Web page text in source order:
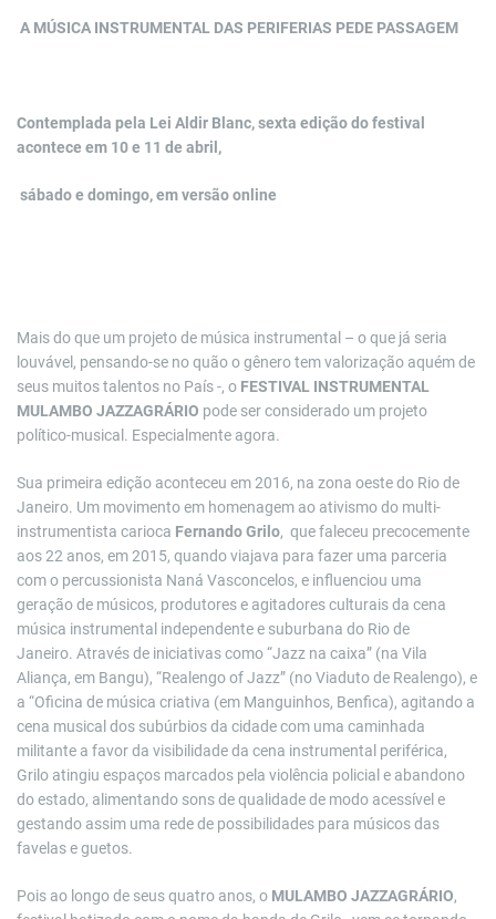
A MÚSICA INSTRUMENTAL DAS PERIFERIAS PEDE PASSAGEM
Contemplada pela Lei Aldir Blanc, sexta edição do festival
acontece em 10 e 11 de abril,
sábado e domingo, em versão online
Mais do que um projeto de música instrumental – o que já seria
louvável, pensando-se no quão o gênero tem valorização aquém de
seus muitos talentos no País -, o FESTIVAL INSTRUMENTAL
MULAMBO JAZZAGRÁRIO pode ser considerado um projeto
político-musical. Especialmente agora.
Sua primeira edição aconteceu em 2016, na zona oeste do Rio de
Janeiro. Um movimento em homenagem ao ativismo do multi-
instrumentista carioca Fernando Grilo, que faleceu precocemente
aos 22 anos, em 2015, quando viajava para fazer uma parceria
com o percussionista Naná Vasconcelos, e influenciou uma
geração de músicos, produtores e agitadores culturais da cena
música instrumental independente e suburbana do Rio de
Janeiro. Através de iniciativas como “Jazz na caixa” (na Vila
Aliança, em Bangu), “Realengo of Jazz” (no Viaduto de Realengo), e
a “Oficina de música criativa (em Manguinhos, Benfica), agitando a
cena musical dos subúrbios da cidade com uma caminhada
militante a favor da visibilidade da cena instrumental periférica,
Grilo atingiu espaços marcados pela violência policial e abandono
do estado, alimentando sons de qualidade de modo acessível e
gestando assim uma rede de possibilidades para músicos das
favelas e guetos.
Pois ao longo de seus quatro anos, o MULAMBO JAZZAGRÁRIO,